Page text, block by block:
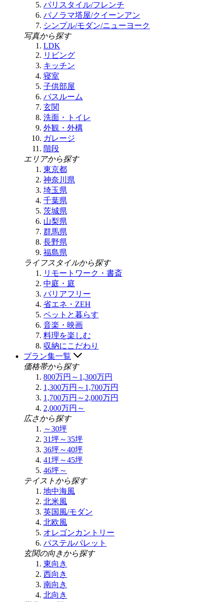
パリスタイル/フレンチ
パノラマ塔屋/クイーンアン
シンプル/モダン/ニューヨーク
写真から探す
LDK
リビング
キッチン
寝室
子供部屋
バスルーム
玄関
洗面・トイレ
外観・外構
ガレージ
階段
エリアから探す
東京都
神奈川県
埼玉県
千葉県
茨城県
山梨県
群馬県
長野県
福島県
ライフスタイルから探す
リモートワーク・書斎
中庭・庭
バリアフリー
省エネ・ZEH
ペットと暮らす
音楽・映画
料理を楽しむ
収納にこだわり
プラン集一覧
価格帯から探す
800万円～1,300万円
1,300万円～1,700万円
1,700万円～2,000万円
2,000万円～
広さから探す
～30坪
31坪～35坪
36坪～40坪
41坪～45坪
46坪～
テイストから探す
地中海風
北米風
英国風/モダン
北欧風
オレゴンカントリー
パステルパレット
玄関の向きから探す
東向き
西向き
南向き
北向き